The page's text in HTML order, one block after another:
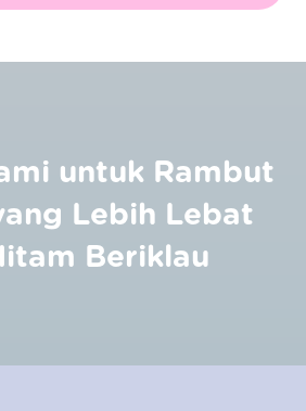
untuk Rambut
Lebih Lebat
Beriklau